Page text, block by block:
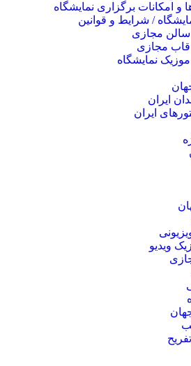
و امکانات برگزاری نمایشگاه
/ شرایط و قوانین
سالن مجازی
قاب مجازی
موزیک نمایشگاه
ایران
ایران
ویدیو